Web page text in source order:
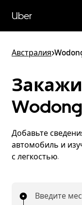
перейти
к
Uber
Австралия>
Добавьте
автомобиль и
с легкостью.
Введите